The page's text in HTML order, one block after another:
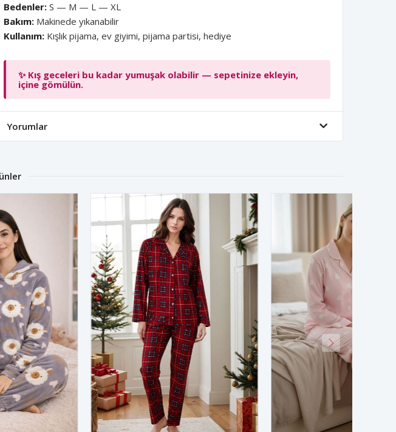
Bedenler: S — M — L — XL
Bakım: Makinede yıkanabilir
Kullanım: Kışlık pijama, ev giyimi, pijama partisi, hediye
✨ Kış geceleri bu kadar yumuşak olabilir — sepetinize ekleyin,
içine gömülün.
Yorumlar